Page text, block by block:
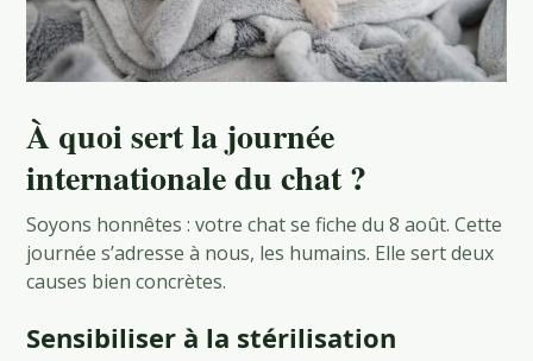
À quoi sert la journée
internationale du chat ?
Soyons honnêtes : votre chat se fiche du 8 août. Cette
journée s’adresse à nous, les humains. Elle sert deux
causes bien concrètes.
Sensibiliser à la stérilisation